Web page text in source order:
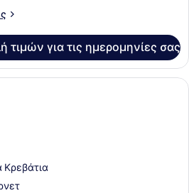
τιμών για τις ημερομηνίες σας
Ένα υπνοδωμάτιο με ξύλινο
Κρεβάτια